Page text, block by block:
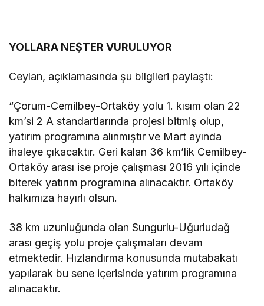
YOLLARA NEŞTER VURULUYOR
Ceylan, açıklamasında şu bilgileri paylaştı:
“Çorum-Cemilbey-Ortaköy yolu 1. kısım olan 22
km’si 2 A standartlarında projesi bitmiş olup,
yatırım programına alınmıştır ve Mart ayında
ihaleye çıkacaktır. Geri kalan 36 km’lik Cemilbey-
Ortaköy arası ise proje çalışması 2016 yılı içinde
biterek yatırım programına alınacaktır. Ortaköy
halkımıza hayırlı olsun.
38 km uzunluğunda olan Sungurlu-Uğurludağ
arası geçiş yolu proje çalışmaları devam
etmektedir. Hızlandırma konusunda mutabakatı
yapılarak bu sene içerisinde yatırım programına
alınacaktır.